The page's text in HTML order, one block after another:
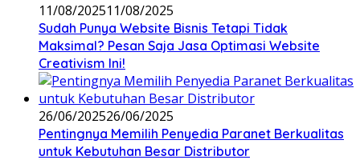
11/08/202511/08/2025
Sudah Punya Website Bisnis Tetapi Tidak
Maksimal? Pesan Saja Jasa Optimasi Website
Creativism Ini!
26/06/202526/06/2025
Pentingnya Memilih Penyedia Paranet Berkualitas
untuk Kebutuhan Besar Distributor